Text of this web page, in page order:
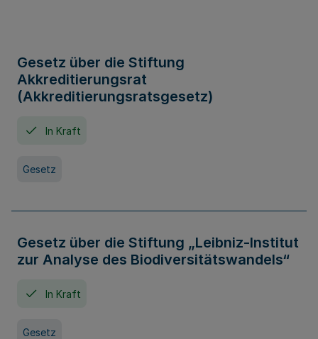
Gesetz über die Stiftung
Akkreditierungsrat
(Akkreditierungsratsgesetz)
In Kraft
Gesetz
Gesetz über die Stiftung „Leibniz-Institut
zur Analyse des Biodiversitätswandels“
In Kraft
Gesetz